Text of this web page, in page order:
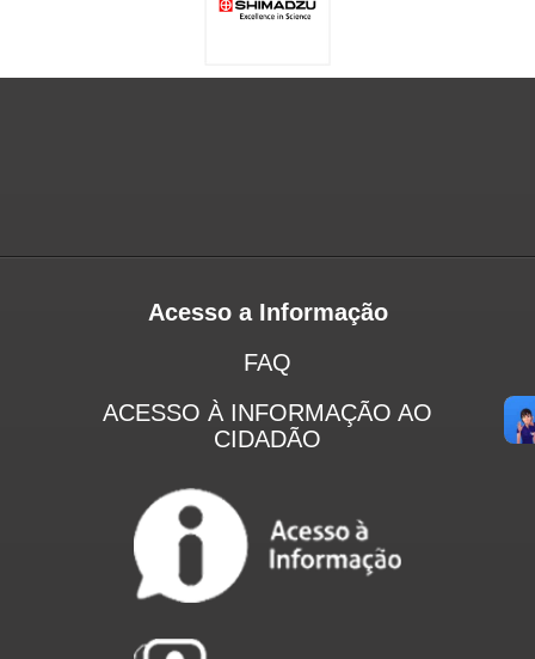
Acesso a Informação
FAQ
ACESSO À INFORMAÇÃO AO
CIDADÃO